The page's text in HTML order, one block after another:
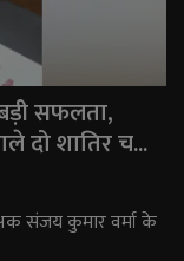
सफलता,
दो शातिर च...
संजय कुमार वर्मा के